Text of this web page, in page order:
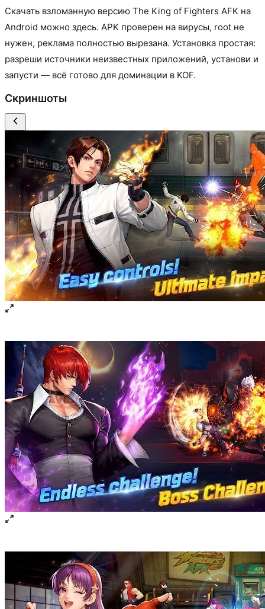
Скачать взломанную версию The King of Fighters AFK на
Android можно здесь. APK проверен на вирусы, root не
нужен, реклама полностью вырезана. Установка простая:
разреши источники неизвестных приложений, установи и
запусти — всё готово для доминации в KOF.
Скриншоты